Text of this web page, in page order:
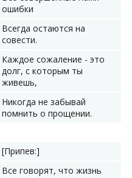
ошибки
Всегда остаются на
совести.
Каждое сожаление - это
долг, с которым ты
живешь,
Никогда не забывай
помнить о прощении.
[Припев:]
Все говорят, что жизнь